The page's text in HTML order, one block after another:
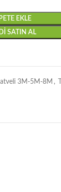
EKLE
SATIN AL
3M-5M-8M ,